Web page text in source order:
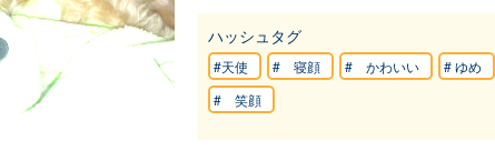
ハッシュタグ
#天使 # 寝顔 # かわいい # ゆめ
# 笑顔